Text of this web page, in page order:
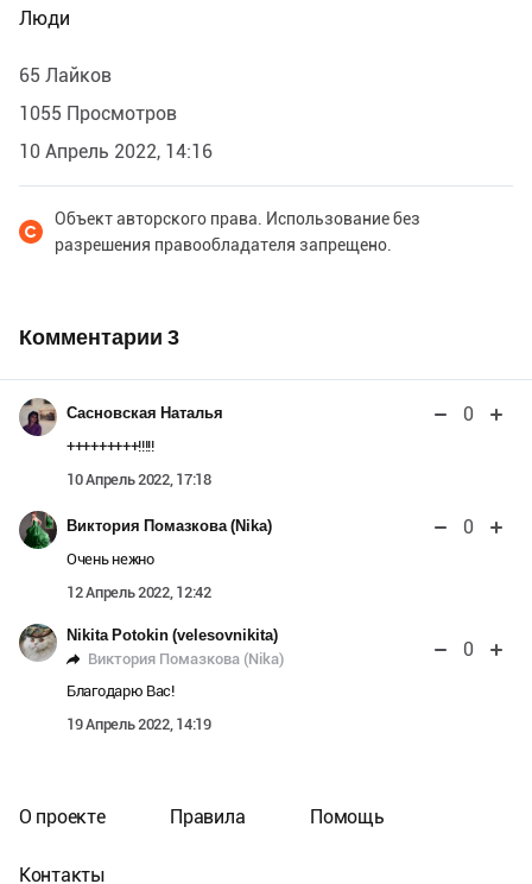
Не оставляя следа
Не повторить никогда...
Люди
65 Лайков
1055 Просмотров
10 Апрель 2022, 14:16
Объект авторского права. Использование без
разрешения правообладателя запрещено.
Комментарии 3
Сасновская Наталья 0
+++++++++!!!!!
10 Апрель 2022, 17:18
Виктория Помазкова (Nika) 0
Очень нежно
12 Апрель 2022, 12:42
Nikita Potokin (velesovnikita)
Виктория Помазкова (Nika)
0
Благодарю Вас!
19 Апрель 2022, 14:19
О проекте Правила Помощь
Контакты